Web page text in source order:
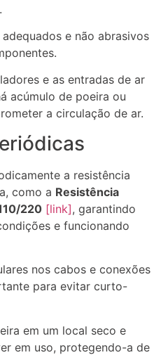
e não abrasivos
e as entradas de ar
acúmulo de poeira ou
a circulação de ar.
a resistência
como a Resistência
220 [link], garantindo
e funcionando
nos cabos e conexões
para evitar curto-
em um local seco e
em uso, protegendo-a de